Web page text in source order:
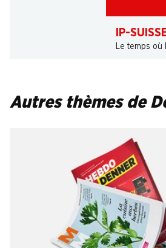
IP-
Le temps où
Autres thèmes de